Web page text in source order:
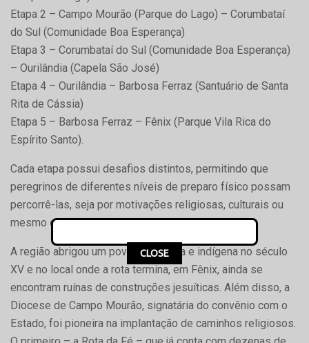
Etapa 2 – Campo Mourão (Parque do Lago) – Corumbataí
do Sul (Comunidade Boa Esperança)
Etapa 3 – Corumbataí do Sul (Comunidade Boa Esperança)
– Ourilândia (Capela São José)
Etapa 4 – Ourilândia – Barbosa Ferraz (Santuário de Santa
Rita de Cássia)
Etapa 5 – Barbosa Ferraz – Fênix (Parque Vila Rica do
Espírito Santo).
Cada etapa possui desafios distintos, permitindo que
peregrinos de diferentes níveis de preparo físico possam
percorrê-las, seja por motivações religiosas, culturais ou
mesmo esportivas.
A região abrigou um povoado jesuíta e indígena no século
XV e no local onde a rota termina, em Fênix, ainda se
encontram ruínas de construções jesuíticas. Além disso, a
Diocese de Campo Mourão, signatária do convênio com o
Estado, foi pioneira na implantação de caminhos religiosos.
CLOSE